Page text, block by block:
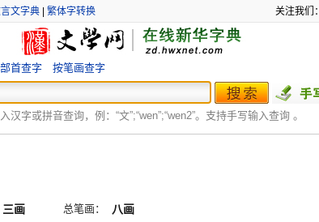
文字典| 繁体字转换 关注我们：
首查字 按笔画查字
汉字或拼音查询，例：“文”;“wen”;“wen2”。支持手写输入查询 。
三画 总笔画： 八画